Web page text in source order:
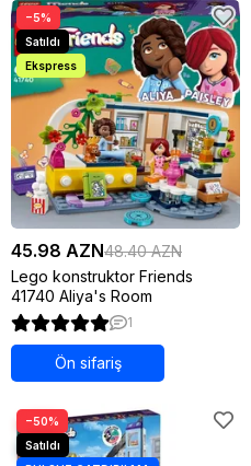
−5%
45.98 AZN48.40 AZN
Lego konstruktor Friends
41740 Aliya's Room
1
Ön sifariş
−50%